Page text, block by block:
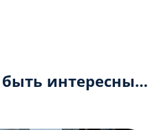
интересны…